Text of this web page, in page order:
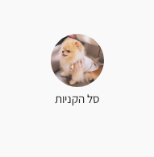
סל הקניות